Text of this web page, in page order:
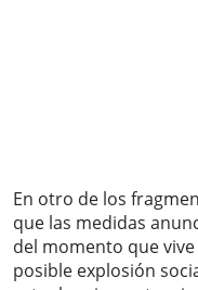
En otro de los
que las medidas
del momento que
posible explosión